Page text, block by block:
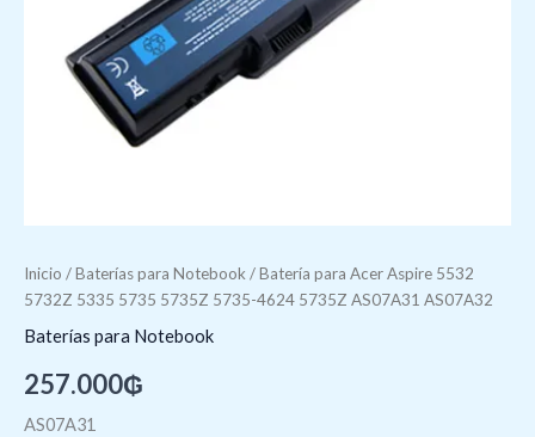
Inicio /Baterí­as para Notebook / Batería para Acer Aspire 5532
5732Z 5335 5735 5735Z 5735-4624 5735Z AS07A31 AS07A32
Baterí­as para Notebook
257.000₲
AS07A31